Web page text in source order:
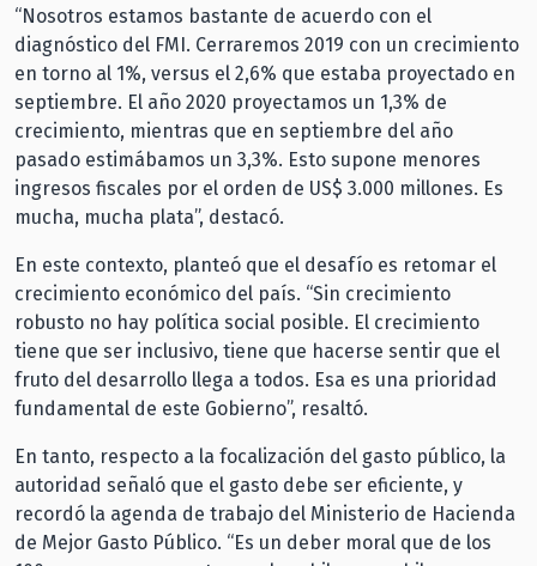
“Nosotros estamos bastante de acuerdo con el
diagnóstico del FMI. Cerraremos 2019 con un crecimiento
en torno al 1%, versus el 2,6% que estaba proyectado en
septiembre. El año 2020 proyectamos un 1,3% de
crecimiento, mientras que en septiembre del año
pasado estimábamos un 3,3%. Esto supone menores
ingresos fiscales por el orden de US$ 3.000 millones. Es
mucha, mucha plata”, destacó.
En este contexto, planteó que el desafío es retomar el
crecimiento económico del país. “Sin crecimiento
robusto no hay política social posible. El crecimiento
tiene que ser inclusivo, tiene que hacerse sentir que el
fruto del desarrollo llega a todos. Esa es una prioridad
fundamental de este Gobierno”, resaltó.
En tanto, respecto a la focalización del gasto público, la
autoridad señaló que el gasto debe ser eficiente, y
recordó la agenda de trabajo del Ministerio de Hacienda
de Mejor Gasto Público. “Es un deber moral que de los